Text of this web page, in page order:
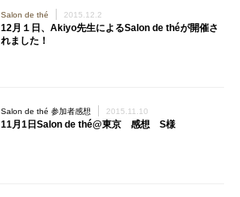
Salon de thé 2015.12.2
12月１日、Akiyo先生によるSalon de théが開催さ
れました！
Salon de thé 参加者感想 2015.11.10
11月1日Salon de thé@東京 感想 S様